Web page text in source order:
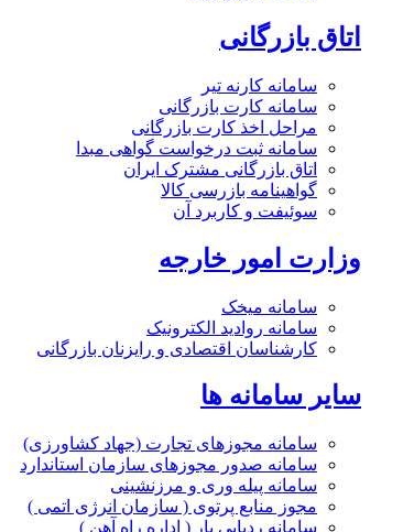
اتاق بازرگانی
سامانه کارنه تیر
سامانه کارت بازرگانی
مراحل اخذ کارت بازرگانی
سامانه ثبت درخواست گواهی مبدا
اتاق بازرگانی مشترک ایران
گواهینامه بازرسی کالا
سوئیفت و کاربرد آن
وزارت امور خارجه
سامانه میخک
سامانه روادید الکترونیک
کارشناسان اقتصادی و رایزنان بازرگانی
سایر سامانه ها
سامانه مجوزهای تجارت (جهاد کشاورزی)
سامانه صدور مجوزهای سازمان استاندارد
سامانه پیله وری و مرزنشینی
مجوز منابع پرتوی ( سازمان انرژی اتمی )
سامانه ردیابی بار ( اداره راه آهن )